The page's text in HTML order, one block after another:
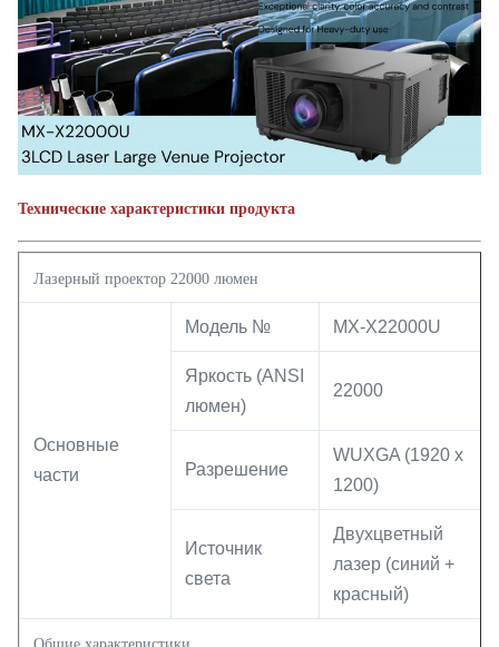
Технические характеристики продукта
Лазерный проектор 22000 люмен
Основные
части
Модель № MX-X22000U
Яркость (ANSI
люмен)
22000
Разрешение
WUXGA (1920 x
1200)
Источник
света
Двухцветный
лазер (синий +
красный)